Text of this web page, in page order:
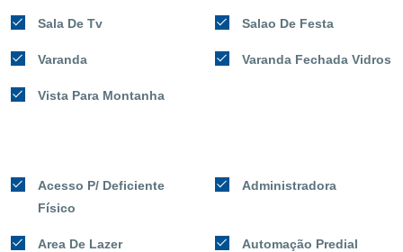
Sala De Tv Salao De Festa
Varanda Varanda Fechada Vidros
Vista Para Montanha
Acesso P/ Deficiente
Físico
Administradora
Area De Lazer Automação Predial